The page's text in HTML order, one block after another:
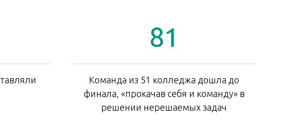
81
Команда из 51 колледжа дошла до
финала, «прокачав себя и команду» в
решении нерешаемых задач